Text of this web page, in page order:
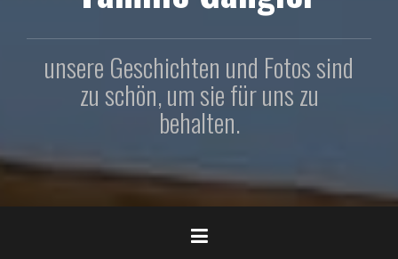
unsere Geschichten und Fotos sind
zu schön, um sie für uns zu
behalten.